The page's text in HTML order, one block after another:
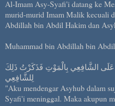
Al-Imam Asy-Syafi'i datang ke
murid-murid Imam Malik kecuali
Abdillah bin Abdil Hakim dan
Muhammad bin Abdillah bin
الشَّافِعِي بِالْمَوْتِ فَذَكَرْتُ ذَلِكَ
لِلشَّافِعِي
"Aku mendengar Asyhub dalam
Syafi'i meninggal. Maka akupun